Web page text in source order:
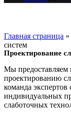
Главная страница »
систем
Проектирование
Мы предоставляем
проектированию
команда экспертов
индивидуальных
слаботочных